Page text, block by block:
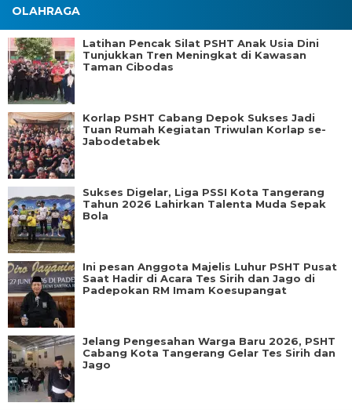
OLAHRAGA
Latihan Pencak Silat PSHT Anak Usia Dini
Tunjukkan Tren Meningkat di Kawasan
Taman Cibodas
Korlap PSHT Cabang Depok Sukses Jadi
Tuan Rumah Kegiatan Triwulan Korlap se-
Jabodetabek
Sukses Digelar, Liga PSSI Kota Tangerang
Tahun 2026 Lahirkan Talenta Muda Sepak
Bola
Ini pesan Anggota Majelis Luhur PSHT Pusat
Saat Hadir di Acara Tes Sirih dan Jago di
Padepokan RM Imam Koesupangat
Jelang Pengesahan Warga Baru 2026, PSHT
Cabang Kota Tangerang Gelar Tes Sirih dan
Jago